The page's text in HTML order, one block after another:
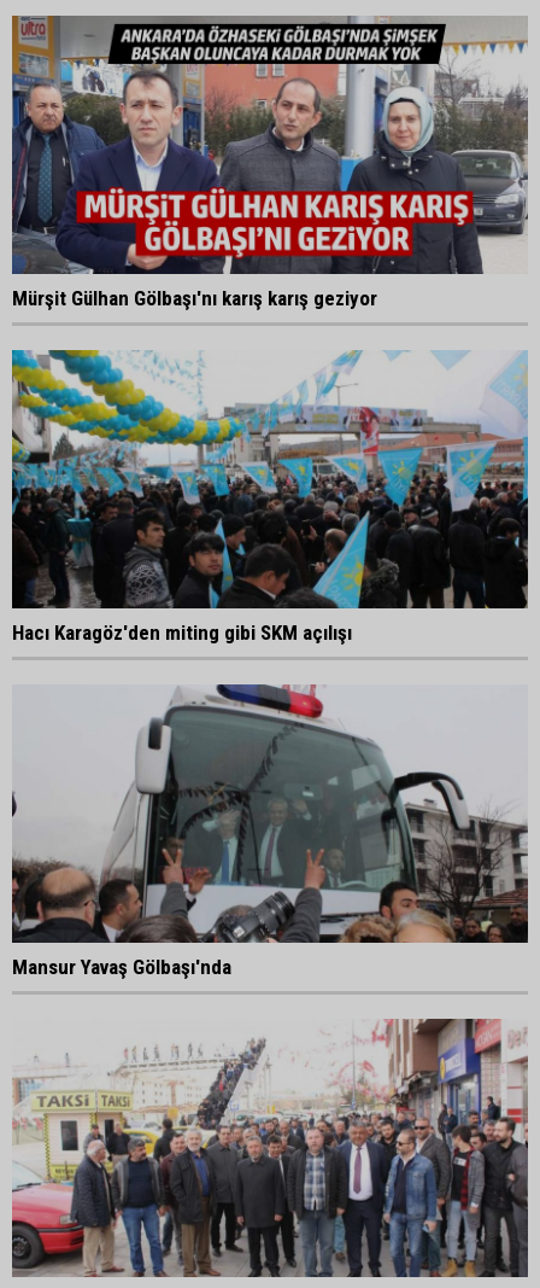
Mürşit Gülhan Gölbaşı'nı karış karış geziyor
Hacı Karagöz'den miting gibi SKM açılışı
Mansur Yavaş Gölbaşı'nda